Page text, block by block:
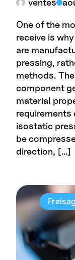
One of the
receive is
are
pressing,
methods.
component
material
requirements
isostatic
be
direction, […]